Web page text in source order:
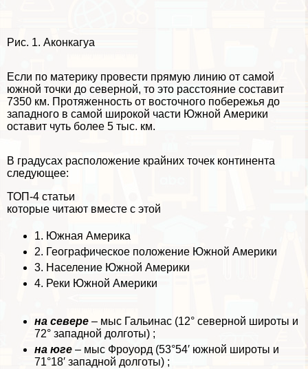
Рис. 1. Аконкагуа
Если по материку провести прямую линию от самой
южной точки до северной, то это расстояние составит
7350 км. Протяженность от восточного побережья до
западного в самой широкой части Южной Америки
оставит чуть более 5 тыс. км.
В градусах расположение крайних точек континента
следующее:
ТОП-4 статьи
которые читают вместе с этой
1. Южная Америка
2. Географическое положение Южной Америки
3. Население Южной Америки
4. Реки Южной Америки
на севере – мыс Гальинас (12° северной широты и
72° западной долготы) ;
на юге – мыс Фроуорд (53°54′ южной широты и
71°18′ западной долготы) ;